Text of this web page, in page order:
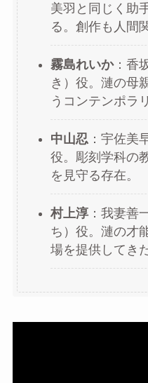
美羽と同じく助
る。創作も人間
霧島れいか：香
き）役。漣の母
うコンテンポラ
中山忍：宇佐美
役。彫刻学科の
を見守る存在。
村上淳：我妻善
ち）役。漣の才
場を提供してき